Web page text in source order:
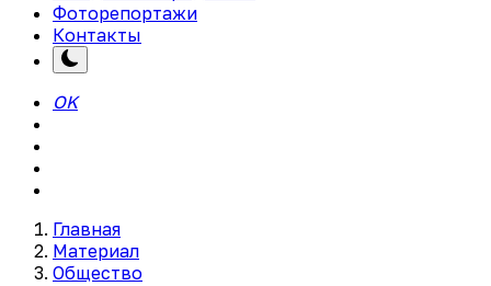
Фоторепортажи
Контакты
OK
Главная
Материал
Общество